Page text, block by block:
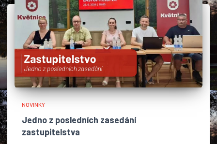
NOVINKY
Jedno z posledních zasedání
zastupitelstva